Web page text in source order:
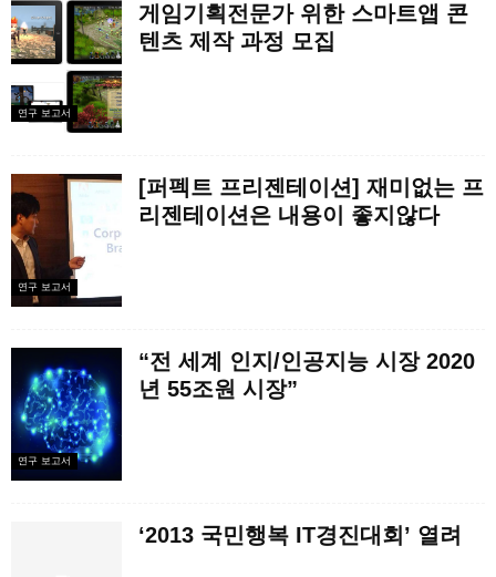
연구 보고서
게임기획전문가 위한 스마트앱 콘
텐츠 제작 과정 모집
연구 보고서
[퍼펙트 프리젠테이션] 재미없는 프
리젠테이션은 내용이 좋지않다
연구 보고서
“전 세계 인지/인공지능 시장 2020
년 55조원 시장”
‘2013 국민행복 IT경진대회’ 열려